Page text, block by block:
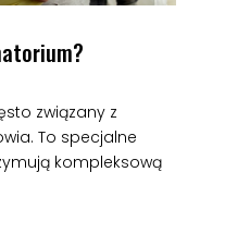
związany z
To specjalne
kompleksową